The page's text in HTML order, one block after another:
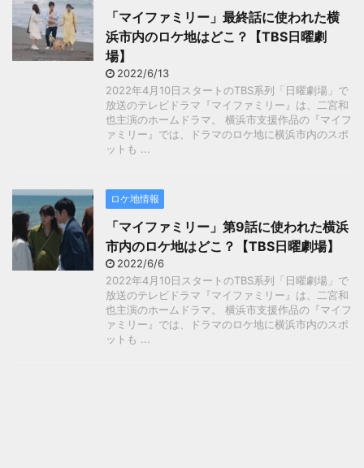
「マイファミリー」最終話に使われた横
浜市内のロケ地はどこ？【TBS日曜劇
場】
2022/6/13
2022年4月10日スタートのTBS系列「日曜劇場」で
放送のテレビドラマ『マイファミリー』は、二宮和
也主演のホームドラマ。 横浜市支援作品の『マイフ
ァミリー』では、ドラマのロケ地に横浜市内のスポ
ットも ...
ロケ地情報
「マイファミリー」第9話に使われた横浜
市内のロケ地はどこ？【TBS日曜劇場】
2022/6/6
2022年4月10日スタートのTBS系列「日曜劇場」で
放送のテレビドラマ『マイファミリー』は、二宮和
也主演のホームドラマ。 横浜市支援作品の『マイフ
ァミリー』では、ドラマのロケ地に横浜市内のスポ
ットも ...